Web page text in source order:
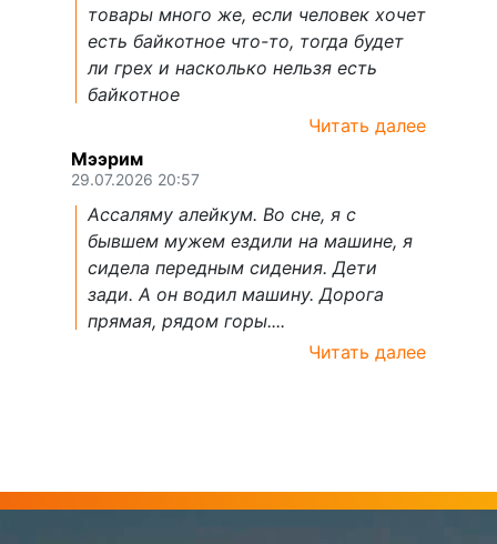
товары много же, если человек хочет
есть байкотное что-то, тогда будет
ли грех и насколько нельзя есть
байкотное
Читать далее
Мээрим
29.07.2026 20:57
Ассаляму алейкум. Во сне, я с
бывшем мужем ездили на машине, я
сидела передным сидения. Дети
зади. А он водил машину. Дорога
прямая, рядом горы....
Читать далее